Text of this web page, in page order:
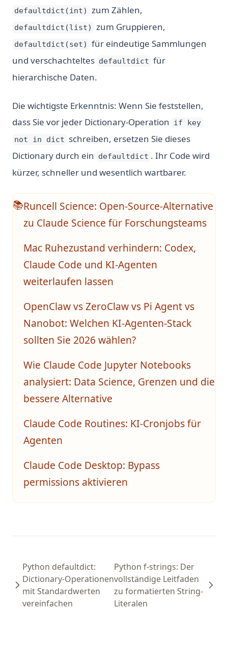
defaultdict(int) zum Zählen,
defaultdict(list) zum Gruppieren,
defaultdict(set)
für eindeutige Sammlungen
und verschachteltes defaultdict für
hierarchische Daten.
Die wichtigste Erkenntnis: Wenn Sie feststellen,
dass Sie vor jeder Dictionary-Operation if key
not in dict schreiben, ersetzen Sie dieses
Dictionary durch ein defaultdict . Ihr Code wird
kürzer, schneller und wesentlich wartbarer.
📚Runcell Science: Open-Source-Alternative
zu Claude Science für Forschungsteams
Mac Ruhezustand verhindern: Codex,
Claude Code und KI-Agenten
weiterlaufen lassen
OpenClaw vs ZeroClaw vs Pi Agent vs
Nanobot: Welchen KI-Agenten-Stack
sollten Sie 2026 wählen?
Wie Claude Code Jupyter Notebooks
analysiert: Data Science, Grenzen und die
bessere Alternative
Claude Code Routines: KI-Cronjobs für
Agenten
Claude Code Desktop: Bypass
permissions aktivieren
Python defaultdict:
Dictionary-Operationen
mit Standardwerten
vereinfachen
Python f-strings: Der
vollständige Leitfaden
zu formatierten String-
Literalen